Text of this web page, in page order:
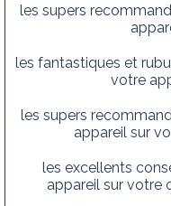
les supers
les fantastiques et
votre
les supers
appareil sur
les excellents
appareil sur votre